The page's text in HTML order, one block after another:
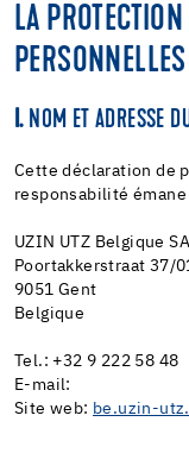
LA
PERSONNELLES
I. NOM ET ADRESSE
Cette déclaration de
responsabilité émane
UZIN UTZ Belgique SA
Poortakkerstraat 37/
9051 Gent
Belgique
Tel.: +32 9 222 58 48
E-mail:
Site web: be.uzin-